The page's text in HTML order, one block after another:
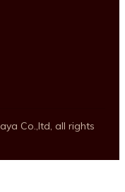
Co.,ltd, all rights